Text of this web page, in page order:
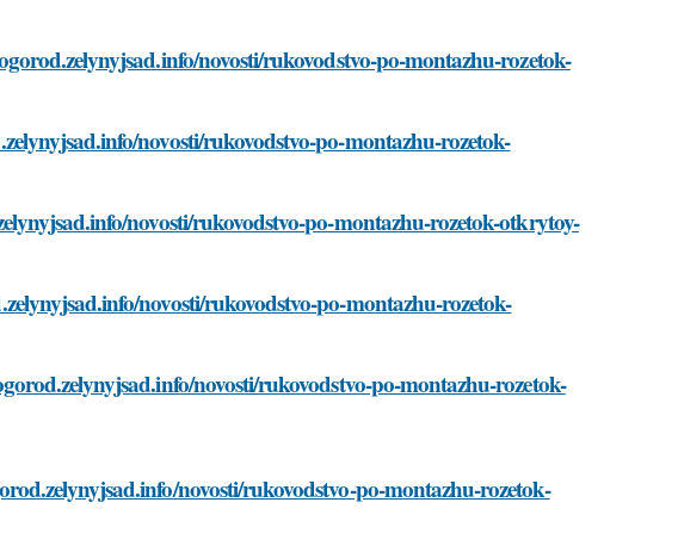
novosti/rukovodstvo-po-montazhu-rozetok-
novosti/rukovodstvo-po-montazhu-rozetok-
novosti/rukovodstvo-po-montazhu-rozetok-otkrytoy-
novosti/rukovodstvo-po-montazhu-rozetok-
novosti/rukovodstvo-po-montazhu-rozetok-
novosti/rukovodstvo-po-montazhu-rozetok-